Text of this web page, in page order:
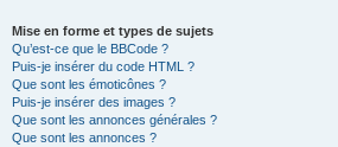
Mise en forme et types de sujets
Qu’est-ce que le BBCode ?
Puis-je insérer du code HTML ?
Que sont les émoticônes ?
Puis-je insérer des images ?
Que sont les annonces générales ?
Que sont les annonces ?